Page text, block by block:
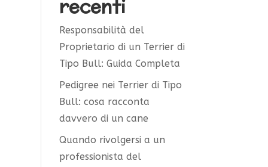
recenti
Responsabilità del
Proprietario di un Terrier di
Tipo Bull: Guida Completa
Pedigree nei Terrier di Tipo
Bull: cosa racconta
davvero di un cane
Quando rivolgersi a un
professionista del